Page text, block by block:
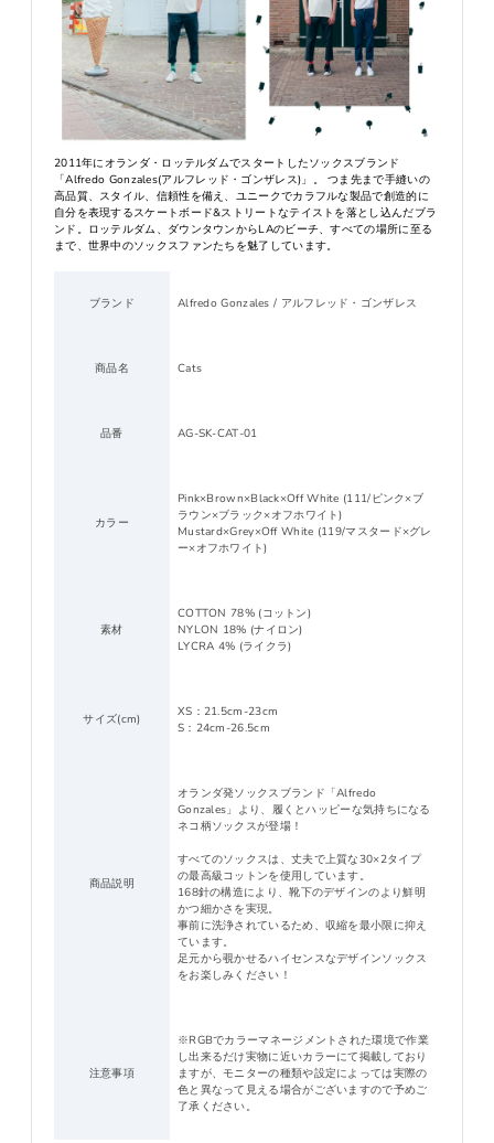
2011年にオランダ・ロッテルダムでスタートしたソックスブランド
「Alfredo Gonzales(アルフレッド・ゴンザレス)」。 つま先まで手縫いの
高品質、スタイル、信頼性を備え、ユニークでカラフルな製品で創造的に
自分を表現するスケートボード&ストリートなテイストを落とし込んだブラ
ンド。ロッテルダム、ダウンタウンからLAのビーチ、すべての場所に至る
まで、世界中のソックスファンたちを魅了しています。
ブランド Alfredo Gonzales / アルフレッド・ゴンザレス
商品名 Cats
品番 AG-SK-CAT-01
カラー
Pink×Brown×Black×Off White (111/ピンク×ブ
ラウン×ブラック×オフホワイト)
Mustard×Grey×Off White (119/マスタード×グレ
ー×オフホワイト)
素材
COTTON 78% (コットン)
NYLON 18% (ナイロン)
LYCRA 4% (ライクラ)
サイズ(cm)
XS：21.5cm-23cm
S：24cm-26.5cm
商品説明
オランダ発ソックスブランド「Alfredo
Gonzales」より、履くとハッピーな気持ちになる
ネコ柄ソックスが登場！
すべてのソックスは、丈夫で上質な30×2タイプ
の最高級コットンを使用しています。
168針の構造により、靴下のデザインのより鮮明
かつ細かさを実現。
事前に洗浄されているため、収縮を最小限に抑え
ています。
足元から覗かせるハイセンスなデザインソックス
をお楽しみください！
注意事項
※RGBでカラーマネージメントされた環境で作業
し出来るだけ実物に近いカラーにて掲載しており
ますが、モニターの種類や設定によっては実際の
色と異なって見える場合がございますので予めご
了承ください。